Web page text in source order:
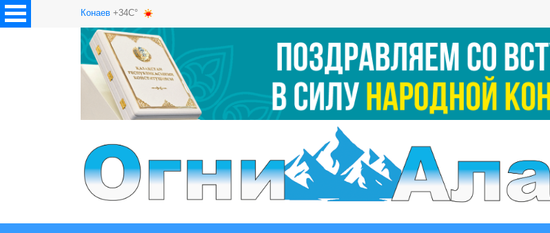
Конаев +34C°